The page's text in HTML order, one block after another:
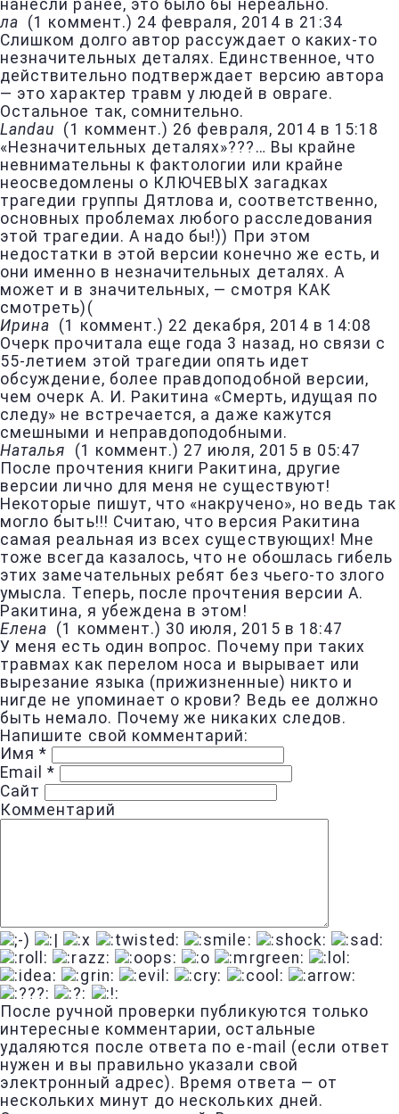
нанесли ранее, это было бы нереально.
ла (1 коммент.) 24 февраля, 2014 в 21:34
Слишком долго автор рассуждает о каких-то
незначительных деталях. Единственное, что
действительно подтверждает версию автора
— это характер травм у людей в овраге.
Остальное так, сомнительно.
Landau ( 1 коммент.) 26 февраля, 2014 в 15:18
«Незначительных деталях»???… Вы крайне
невнимательны к фактологии или крайне
неосведомлены о КЛЮЧЕВЫХ загадках
трагедии группы Дятлова и, соответственно,
основных проблемах любого расследования
этой трагедии. А надо бы!)) При этом
недостатки в этой версии конечно же есть, и
они именно в незначительных деталях. А
может и в значительных, — смотря КАК
смотреть)(
Ирина (1 коммент.) 22 декабря, 2014 в 14:08
Очерк прочитала еще года 3 назад, но связи с
55-летием этой трагедии опять идет
обсуждение, более правдоподобной версии,
чем очерк А. И. Ракитина «Смерть, идущая по
следу» не встречается, а даже кажутся
смешными и неправдоподобными.
Наталья (1 коммент.) 27 июля, 2015 в 05:47
После прочтения книги Ракитина, другие
версии лично для меня не существуют!
Некоторые пишут, что «накручено», но ведь так
могло быть!!! Считаю, что версия Ракитина
самая реальная из всех существующих! Мне
тоже всегда казалось, что не обошлась гибель
этих замечательных ребят без чьего-то злого
умысла. Теперь, после прочтения версии А.
Ракитина, я убеждена в этом!
Елена (1 коммент.) 30 июля, 2015 в 18:47
У меня есть один вопрос. Почему при таких
травмах как перелом носа и вырывает или
вырезание языка (прижизненные) никто и
нигде не упоминает о крови? Ведь ее должно
быть немало. Почему же никаких следов.
Напишите свой комментарий:
Имя*
Email*
Сайт
Комментарий
После ручной проверки публикуются только
интересные комментарии, остальные
удаляются после ответа по e-mail (если ответ
нужен и вы правильно указали свой
электронный адрес). Время ответа — от
нескольких минут до нескольких дней.